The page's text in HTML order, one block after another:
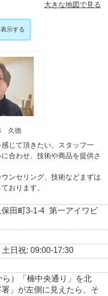
大きな地図で見る
示する
久徳
じて頂きたい。スタッフ一
合わせ、技術や商品を提供さ
ンセリング、技術などまずは
おります。
田町3-1-4 第一アイワビ
土日祝: 09:00-17:30
ら）「楠中央通り」を北
」が左側に見えたら、そ